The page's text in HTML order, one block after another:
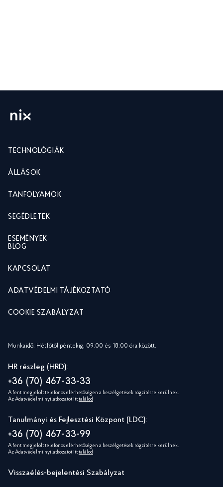
TECHNOLÓGIÁK
ÁLLÁSOK
TANFOLYAMOK
SEGÉDLETEK
ESEMÉNYEK
BLOG
KAPCSOLAT
ADATVÉDELMI TÁJÉKOZTATÓ
COOKIE SZABÁLYZAT
Munkaidő: Hétfőtől péntekig, 09:00 és 18:00 óra között.
HR részleg (HRD):
+36 (70) 467-33-33
A fent megjelölt telefonos elérhetőségen a beszélgetések rögzítésre kerülnek.
Az Adatvédelmi nyilatkozatot itt találod
Tanulmányi és Fejlesztési Központ (LDC):
+36 (70) 467-33-99
A fent megjelölt telefonos elérhetőségen a beszélgetések rögzítésre kerülnek.
Az Adatvédelmi nyilatkozatot itt találod
Visszaélés-bejelentési Szabályzat